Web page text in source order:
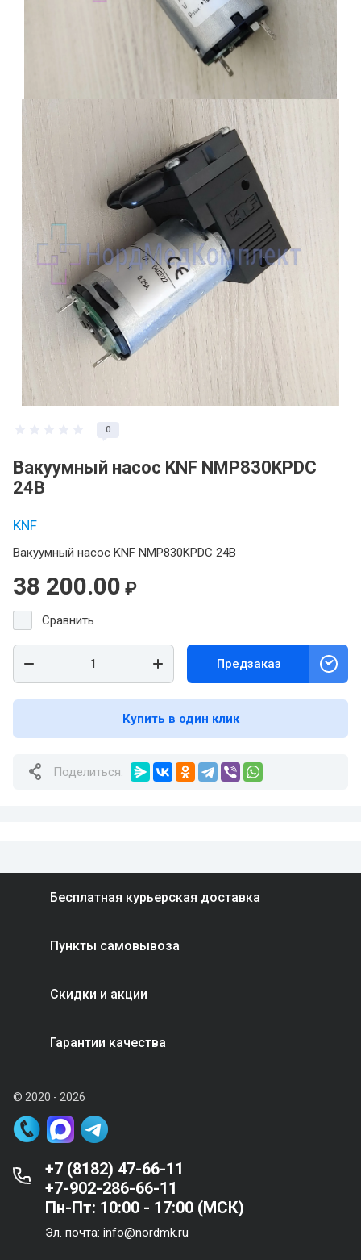
0
Вакуумный насос KNF NMP830KРDC
24В
KNF
Вакуумный насос KNF NMP830KРDC 24В
38 200.00 ₽
Сравнить
Предзаказ
Купить в один клик
Поделиться:
Бесплатная курьерская доставка
Пункты самовывоза
Скидки и акции
Гарантии качества
© 2020 - 2026
+7 (8182) 47-66-11
+7-902-286-66-11
Пн-Пт: 10:00 - 17:00 (МСК)
Эл. почта: info@nordmk.ru